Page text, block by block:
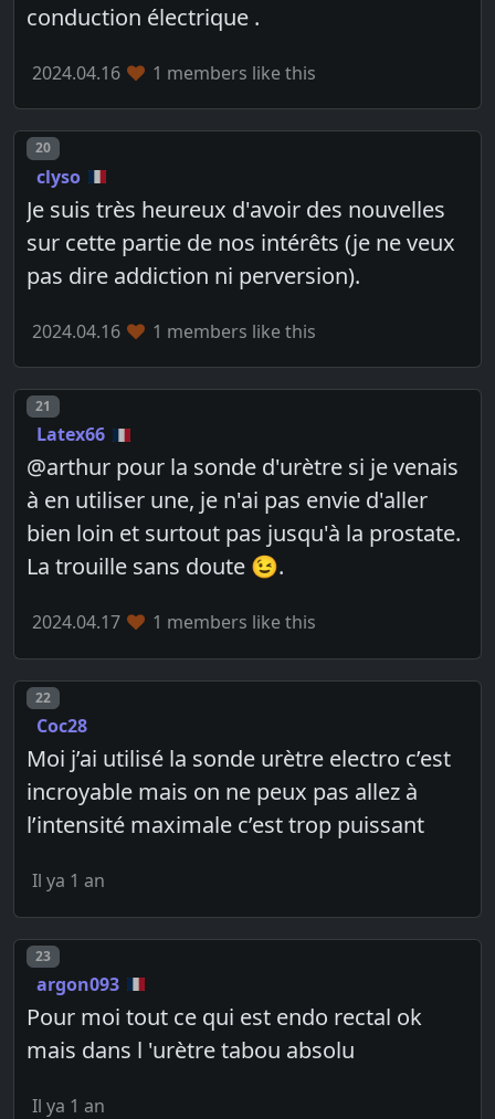
conduction électrique .
2024.04.16 1 members like this
Post number
20
clyso
Je suis très heureux d'avoir des nouvelles
sur cette partie de nos intérêts (je ne veux
pas dire addiction ni perversion).
2024.04.16 1 members like this
Post number
21
Latex66
@arthur pour la sonde d'urètre si je venais
à en utiliser une, je n'ai pas envie d'aller
bien loin et surtout pas jusqu'à la prostate.
La trouille sans doute 😉.
2024.04.17 1 members like this
Post number
22
Coc28
Moi j’ai utilisé la sonde urètre electro c’est
incroyable mais on ne peux pas allez à
l’intensité maximale c’est trop puissant
Il ya 1 an
Post number
23
argon093
Pour moi tout ce qui est endo rectal ok
mais dans l 'urètre tabou absolu
Il ya 1 an